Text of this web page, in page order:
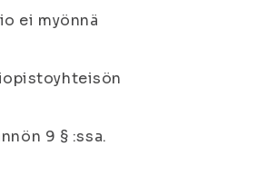
ei myönnä
9 § :ssa.